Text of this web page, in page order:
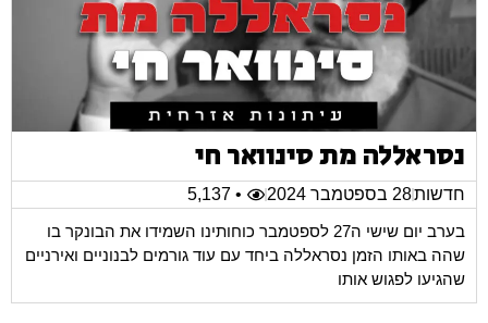
נסראללה מת סינוואר חי
חדשות28 בספטמבר 2024
• 5,137
בערב יום שישי ה27 לספטמבר כוחותינו השמידו את הבונקר בו
שהה באותו הזמן נסראללה ביחד עם עוד גורמים לבנוניים ואירניים
שהגיעו לפגוש אותו